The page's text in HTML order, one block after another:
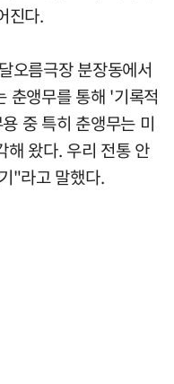
진다.
오름극장 분장동에서
춘앵무를 통해 '기록적
중 특히 춘앵무는 미
해 왔다. 우리 전통 안
"라고 말했다.